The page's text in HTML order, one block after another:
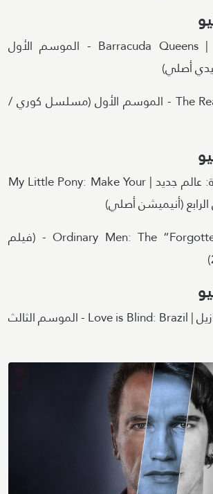
ملكات بركودا | Barracuda Queens - الموسم الأول
أصلي)
The Real Has Come - الموسم الأول (مسلسل كوري /
مهرتي الصغيرة: عالم جديد | My Little Pony: Make Your
Ordinary Men: The “Forgotten Holocaust - (فيلم
مرآة الحب: البرازيل | Love is Blind: Brazil - الموسم الثالث